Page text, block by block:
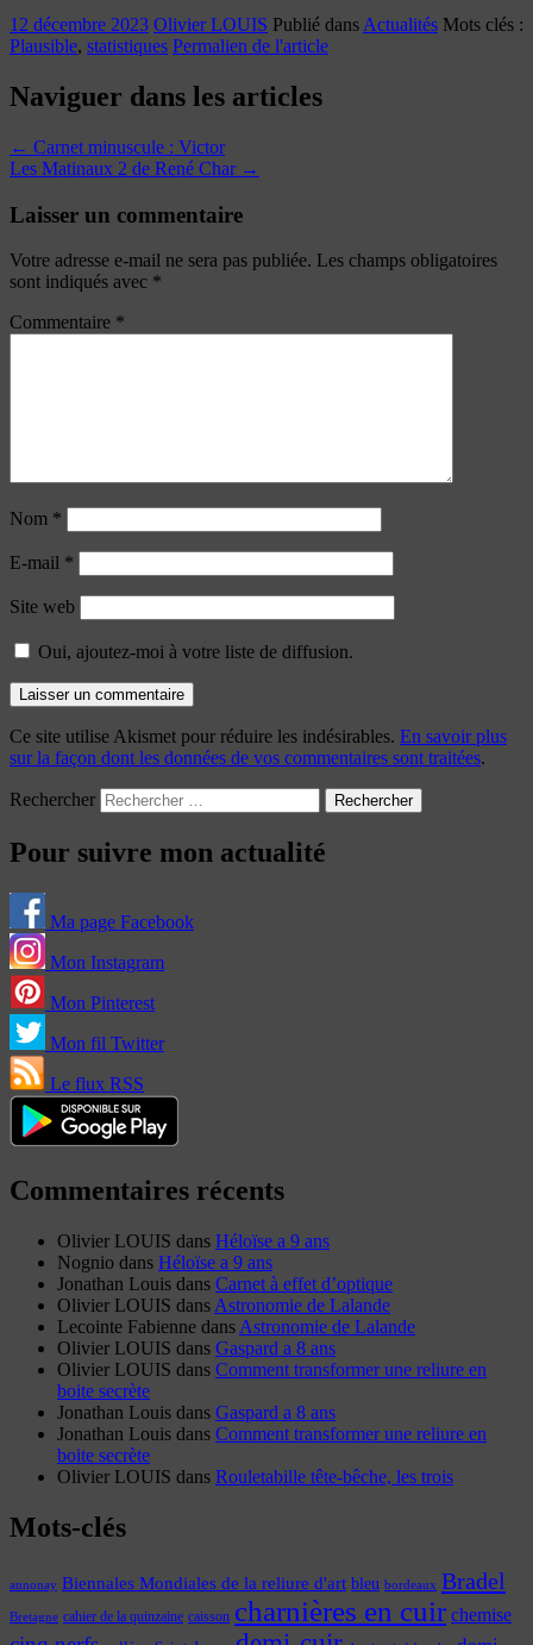
12 décembre 2023 Olivier LOUIS Publié dans Actualités Mots clés :
Plausible, statistiques Permalien de l'article
Naviguer dans les articles
← Carnet minuscule : Victor
Les Matinaux 2 de René Char →
Laisser un commentaire
Votre adresse e-mail ne sera pas publiée. Les champs obligatoires
sont indiqués avec *
Commentaire *
Nom *
E-mail *
Site web
Oui, ajoutez-moi à votre liste de diffusion.
Ce site utilise Akismet pour réduire les indésirables. En savoir plus
sur la façon dont les données de vos commentaires sont traitées.
Rechercher
Pour suivre mon actualité
Ma page Facebook
Mon Instagram
Mon Pinterest
Mon fil Twitter
Le flux RSS
Commentaires récents
Olivier LOUIS dans Héloïse a 9 ans
Nognio dans Héloïse a 9 ans
Jonathan Louis dans Carnet à effet d’optique
Olivier LOUIS dans Astronomie de Lalande
Lecointe Fabienne dans Astronomie de Lalande
Olivier LOUIS dans Gaspard a 8 ans
Olivier LOUIS dans Comment transformer une reliure en
boite secrète
Jonathan Louis dans Gaspard a 8 ans
Jonathan Louis dans Comment transformer une reliure en
boite secrète
Olivier LOUIS dans Rouletabille tête-bêche, les trois
Mots-clés
annonay Biennales Mondiales de la reliure d'art bleu bordeaux Bradel
Bretagne cahier de la quinzaine caisson charnières en cuir chemise